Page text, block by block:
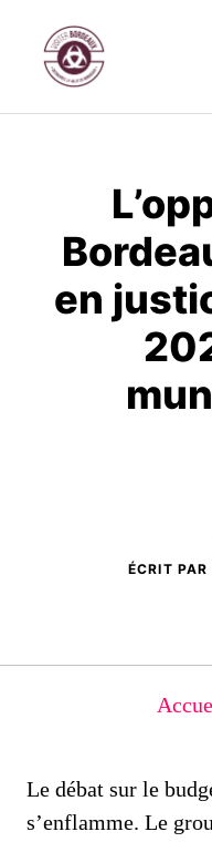
contenu
en
ÉCRIT PAR
Le débat sur le
s’enflamme. Le